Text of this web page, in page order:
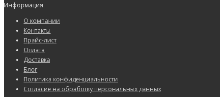
Информация
О компании
Контакты
Прайс-лист
Оплата
Доставка
Блог
Политика конфиденциальности
Согласие на обработку персональных данных